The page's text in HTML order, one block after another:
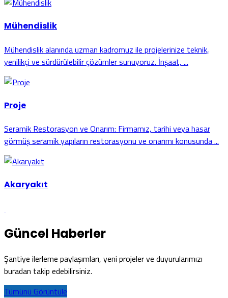
Mühendislik
Mühendislik alanında uzman kadromuz ile projelerinize teknik,
yenilikçi ve sürdürülebilir çözümler sunuyoruz. İnşaat, ...
Proje
Seramik Restorasyon ve Onarım: Firmamız, tarihi veya hasar
görmüş seramik yapıların restorasyonu ve onarımı konusunda ...
Akaryakıt
Güncel Haberler
Şantiye ilerleme paylaşımları, yeni projeler ve duyurularımızı
buradan takip edebilirsiniz.
Tümünü Görüntüle